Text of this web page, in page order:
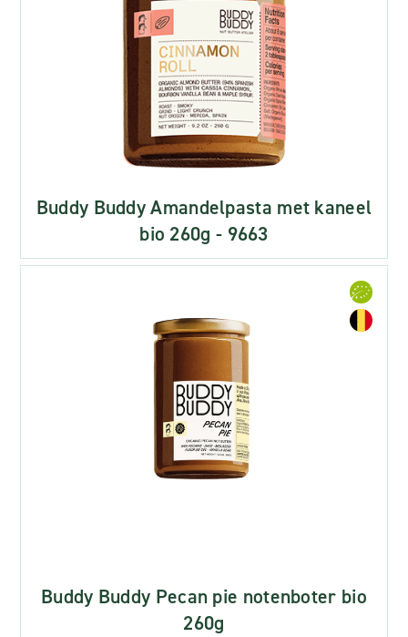
Buddy Buddy Amandelpasta met kaneel
bio 260g - 9663
Buddy Buddy Pecan pie notenboter bio
260g